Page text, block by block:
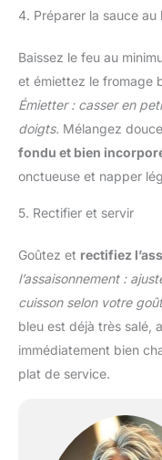
4. Préparer la sauce au
Baissez le feu au
et émiettez le fromage
Émietter : casser en
doigts. Mélangez
fondu et bien
onctueuse et napper
5. Rectifier et servir
Goûtez et rectifiez
l’assaisonnement :
cuisson selon votre
bleu est déjà très salé,
immédiatement bien
plat de service.